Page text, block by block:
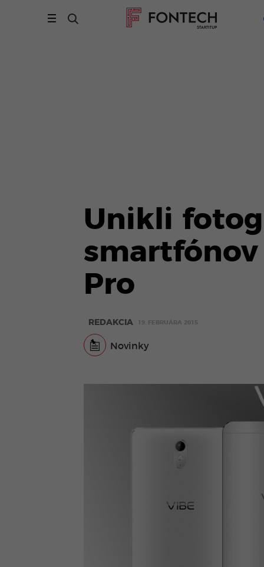
Unikli
smartfónov
Pro
REDAKCIA 19. FEBRUÁRA 2015
Novinky